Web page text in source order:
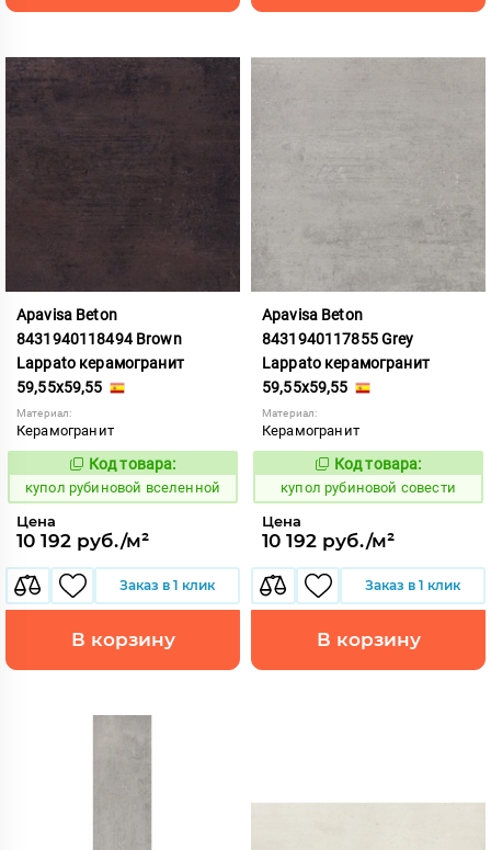
Apavisa Beton
8431940118494 Brown
Lappato керамогранит
59,55x59,55
Материал:
Керамогранит
853638
Код товара:
купол рубиновой вселенной
Цена
10 192 руб./м²
Заказ в 1 клик
В корзину
Apavisa Beton
8431940117855 Grey
Lappato керамогранит
59,55x59,55
Материал:
Керамогранит
853648
Код товара:
купол рубиновой совести
Цена
10 192 руб./м²
Заказ в 1 клик
В корзину